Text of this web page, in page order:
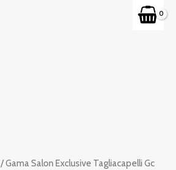
/ Gama Salon Exclusive Tagliacapelli Gc